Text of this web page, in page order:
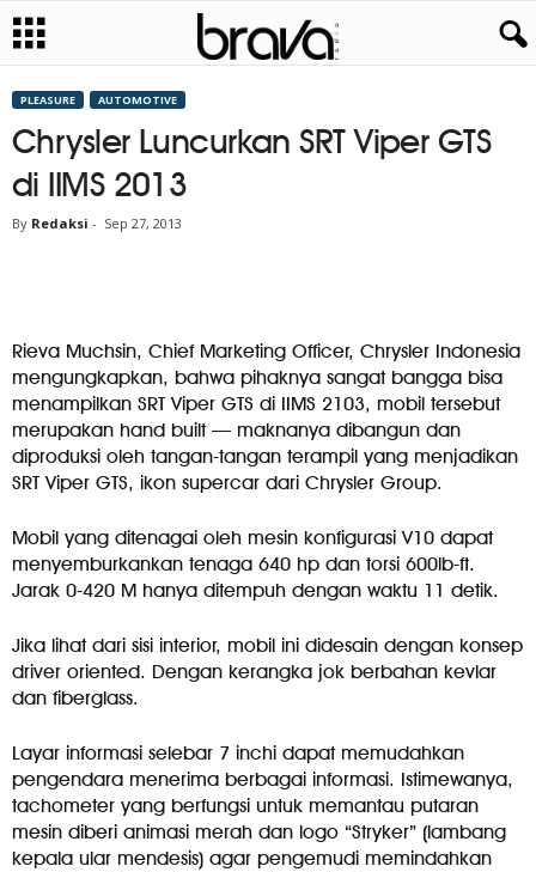
PLEASURE AUTOMOTIVE
Chrysler Luncurkan SRT Viper GTS
di IIMS 2013
By Redaksi - Sep 27, 2013
Rieva Muchsin, Chief Marketing Officer, Chrysler Indonesia
mengungkapkan, bahwa pihaknya sangat bangga bisa
menampilkan SRT Viper GTS di IIMS 2103, mobil tersebut
merupakan hand built — maknanya dibangun dan
diproduksi oleh tangan-tangan terampil yang menjadikan
SRT Viper GTS, ikon supercar dari Chrysler Group.
Mobil yang ditenagai oleh mesin konfigurasi V10 dapat
menyemburkankan tenaga 640 hp dan torsi 600lb-ft.
Jarak 0-420 M hanya ditempuh dengan waktu 11 detik.
Jika lihat dari sisi interior, mobil ini didesain dengan konsep
driver oriented. Dengan kerangka jok berbahan kevlar
dan fiberglass.
Layar informasi selebar 7 inchi dapat memudahkan
pengendara menerima berbagai informasi. Istimewanya,
tachometer yang berfungsi untuk memantau putaran
mesin diberi animasi merah dan logo “Stryker” (lambang
kepala ular mendesis) agar pengemudi memindahkan